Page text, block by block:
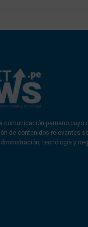
comunicación peruano cuyo
de contenidos relevantes
tecnología y